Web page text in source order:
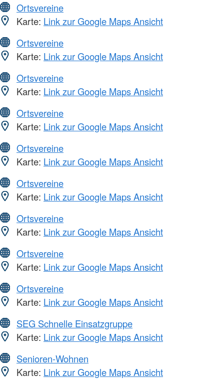
Ortsvereine
Karte: Link zur Google Maps Ansicht
Ortsvereine
Karte: Link zur Google Maps Ansicht
Ortsvereine
Karte: Link zur Google Maps Ansicht
Ortsvereine
Karte: Link zur Google Maps Ansicht
Ortsvereine
Karte: Link zur Google Maps Ansicht
Ortsvereine
Karte: Link zur Google Maps Ansicht
Ortsvereine
Karte: Link zur Google Maps Ansicht
Ortsvereine
Karte: Link zur Google Maps Ansicht
Ortsvereine
Karte: Link zur Google Maps Ansicht
SEG Schnelle Einsatzgruppe
Karte: Link zur Google Maps Ansicht
Senioren-Wohnen
Karte: Link zur Google Maps Ansicht